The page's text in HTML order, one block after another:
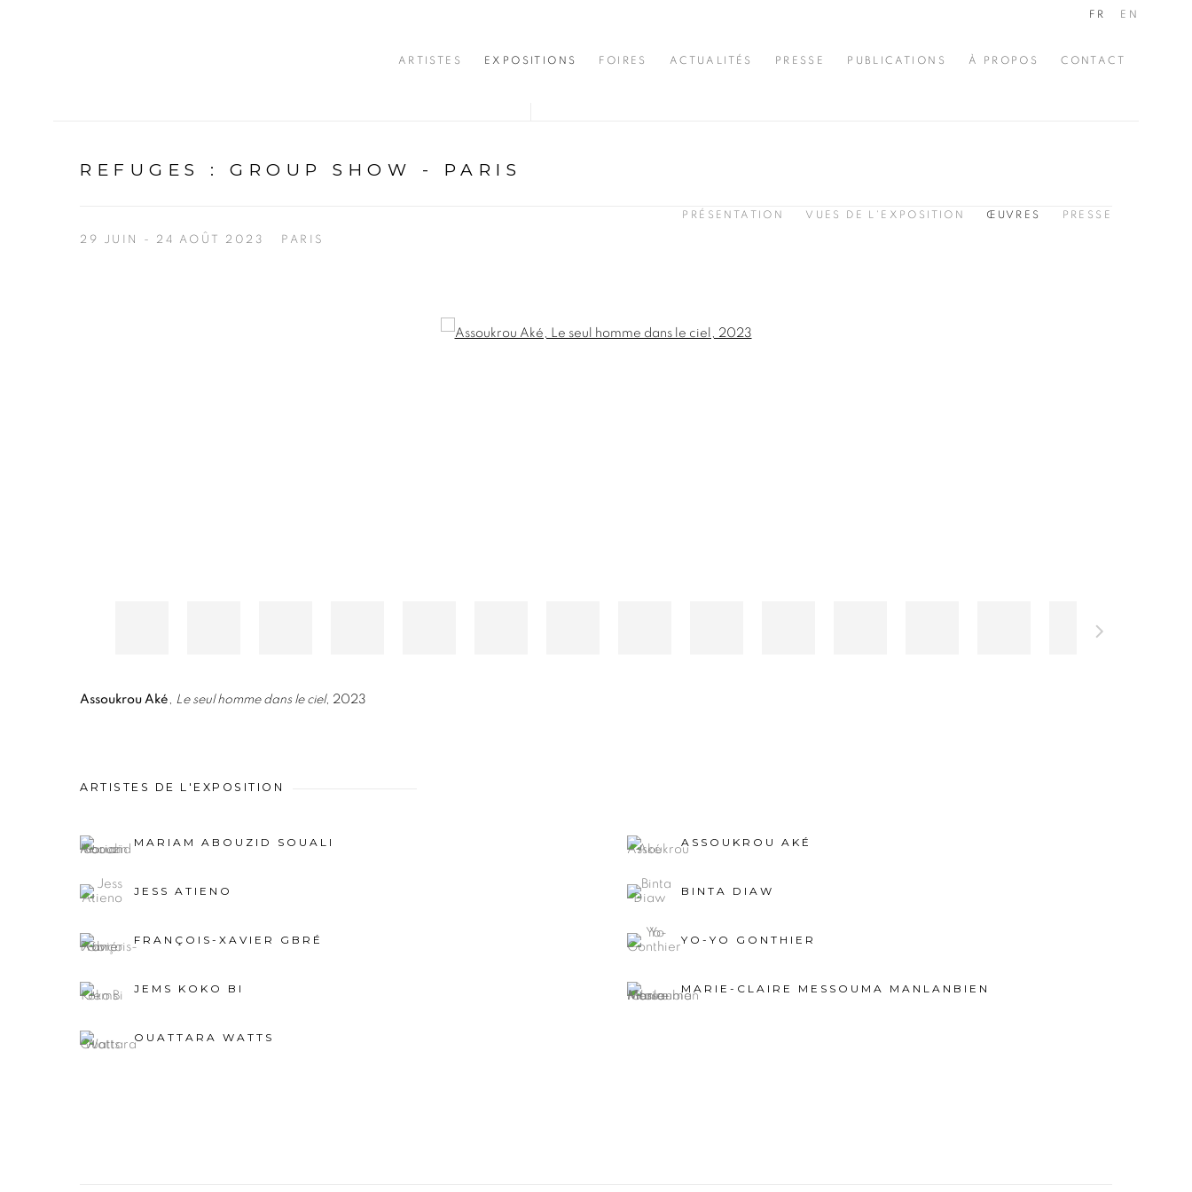
ARTISTES EXPOSITIONS FOIRES ACTUALITÉS PRESSE PUBLICATIONS À PROPOS CONTACT
FR EN
REFUGES : GROUP SHOW - PARIS
29 JUIN - 24 AOÛT 2023 PARIS
PRÉSENTATION VUES DE L'EXPOSITION ŒUVRES PRESSE
Assoukrou Aké , Le seul homme dans le ciel, 2023
ARTISTES DE L'EXPOSITION
MARIAM ABOUZID SOUALI ASSOUKROU AKÉ
JESS ATIENO BINTA DIAW
FRANÇOIS-XAVIER GBRÉ YO-YO GONTHIER
JEMS KOKO BI MARIE-CLAIRE MESSOUMA MANLANBIEN
OUATTARA WATTS